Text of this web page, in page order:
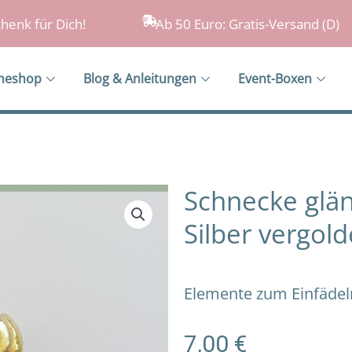
für Dich! Ab 50 Euro: Gratis-Versand (D)
Blog & Anleitungen Event-Boxen
Schnecke
Silber
Elemente zum
7,00 €